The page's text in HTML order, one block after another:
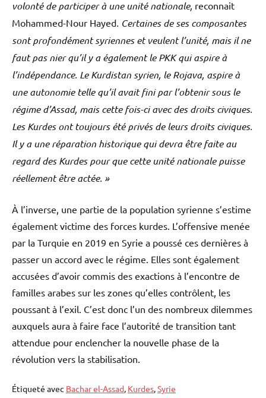
volonté de participer à une unité nationale, reconnait
Mohammed-Nour Hayed. Certaines de ses composantes
sont profondément syriennes et veulent l’unité, mais il ne
faut pas nier qu’il y a également le PKK qui aspire à
l’indépendance. Le Kurdistan syrien, le Rojava, aspire à
une autonomie telle qu’il avait fini par l’obtenir sous le
régime d’Assad, mais cette fois-ci avec des droits civiques.
Les Kurdes ont toujours été privés de leurs droits civiques.
Il y a une réparation historique qui devra être faite au
regard des Kurdes pour que cette unité nationale puisse
réellement être actée. »
À l’inverse, une partie de la population syrienne s’estime
également victime des forces kurdes. L’offensive menée
par la Turquie en 2019 en Syrie a poussé ces dernières à
passer un accord avec le régime. Elles sont également
accusées d’avoir commis des exactions à l’encontre de
familles arabes sur les zones qu’elles contrôlent, les
poussant à l’exil. C’est donc l’un des nombreux dilemmes
auxquels aura à faire face l’autorité de transition tant
attendue pour enclencher la nouvelle phase de la
révolution vers la stabilisation.
Étiqueté avec Bachar el-Assad, Kurdes,Syrie